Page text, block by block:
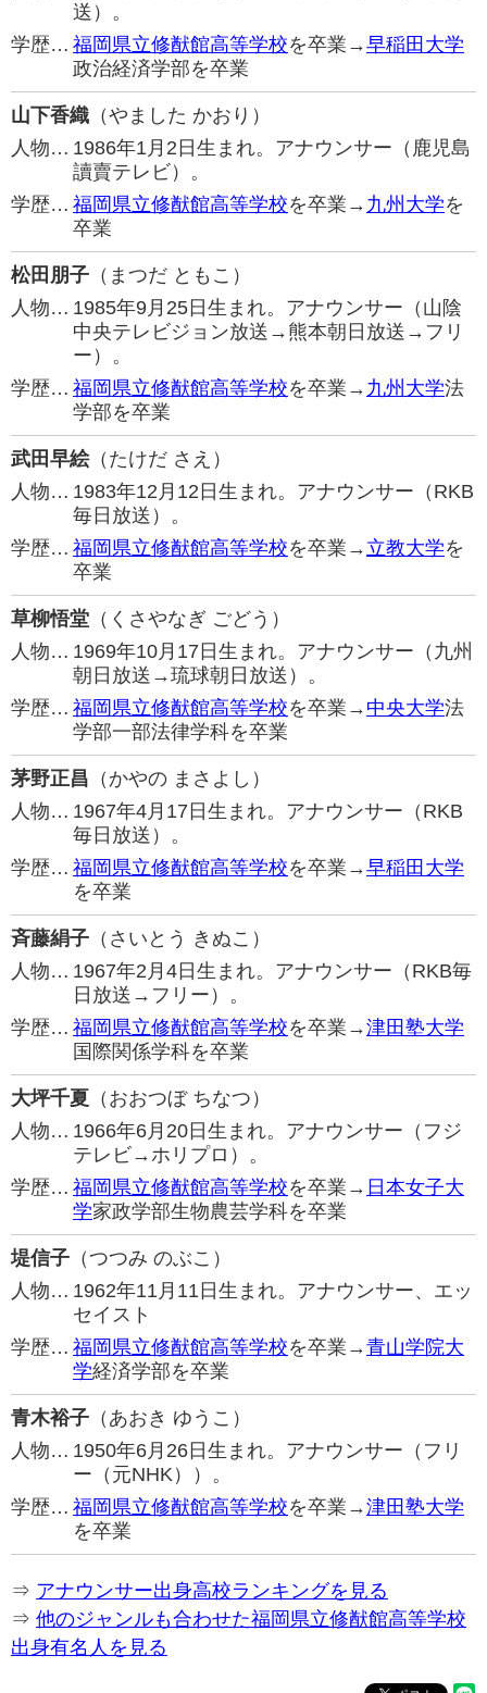
送）。
学歴… 福岡県立修猷館高等学校を卒業→早稲田大学
政治経済学部を卒業
山下香織 （やました かおり）
人物… 1986年1月2日生まれ。アナウンサー（鹿児島
讀賣テレビ）。
学歴… 福岡県立修猷館高等学校を卒業→ 九州大学を
卒業
松田朋子 （まつだ ともこ）
人物… 1985年9月25日生まれ。アナウンサー（山陰
中央テレビジョン放送→熊本朝日放送→フリ
ー）。
学歴… 福岡県立修猷館高等学校を卒業→ 九州大学法
学部を卒業
武田早絵（たけだ さえ）
人物… 1983年12月12日生まれ。アナウンサー（RKB
毎日放送）。
学歴… 福岡県立修猷館高等学校を卒業→ 立教大学を
卒業
草柳悟堂 （くさやなぎ ごどう）
人物… 1969年10月17日生まれ。アナウンサー（九州
朝日放送→琉球朝日放送）。
学歴… 福岡県立修猷館高等学校を卒業→ 中央大学法
学部一部法律学科を卒業
茅野正昌 （かやの まさよし）
人物… 1967年4月17日生まれ。アナウンサー（RKB
毎日放送）。
学歴… 福岡県立修猷館高等学校を卒業→早稲田大学
を卒業
斉藤絹子 （さいとう きぬこ）
人物… 1967年2月4日生まれ。アナウンサー（RKB毎
日放送→フリー）。
学歴… 福岡県立修猷館高等学校を卒業→津田塾大学
国際関係学科を卒業
大坪千夏 （おおつぼ ちなつ）
人物… 1966年6月20日生まれ。アナウンサー（フジ
テレビ→ホリプロ）。
学歴… 福岡県立修猷館高等学校を卒業→ 日本女子大
学家政学部生物農芸学科を卒業
堤信子 （つつみ のぶこ）
人物… 1962年11月11日生まれ。アナウンサー、エッ
セイスト
学歴… 福岡県立修猷館高等学校を卒業→青山学院大
学経済学部を卒業
青木裕子 （あおき ゆうこ）
人物… 1950年6月26日生まれ。アナウンサー（フリ
ー（元NHK））。
学歴… 福岡県立修猷館高等学校を卒業→津田塾大学
を卒業
⇒ アナウンサー出身高校ランキングを見る
⇒ 他のジャンルも合わせた福岡県立修猷館高等学校
出身有名人を見る